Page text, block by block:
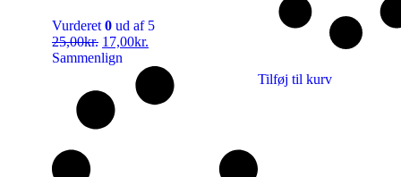
Vurderet 0 ud af 5
25,00kr. 17,00kr.
Sammenlign
Tilføj til kurv